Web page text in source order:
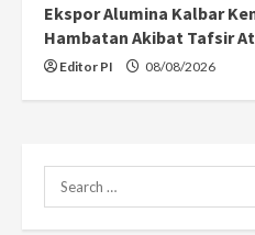
Ekspor Alumina Kalbar
Hambatan Akibat Tafsir
Editor PI 08/08/2026
Search
for: